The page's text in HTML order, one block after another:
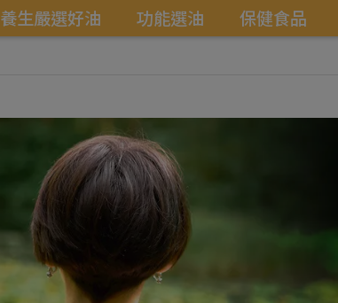
養生嚴選好油 功能選油 保健食品